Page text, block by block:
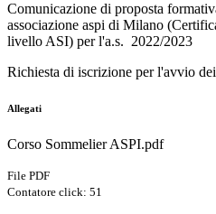
Comunicazione di proposta
associazione aspi di Milano
livello ASI) per l'a.s. 2022/2023
Richiesta di iscrizione per l'avvio
Allegati
Corso Sommelier ASPI.pdf
File PDF
Contatore click: 51